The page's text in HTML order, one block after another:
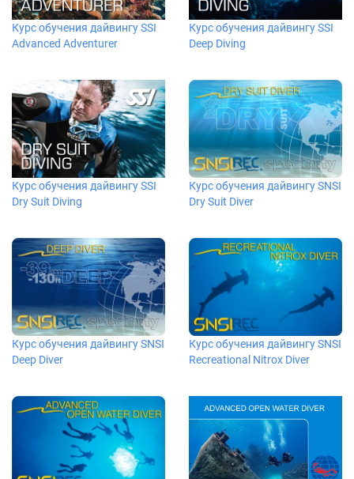
Курс обучения дайвингу SSI
Advanced Adventurer
Курс обучения дайвингу SSI
Deep Diving
Курс обучения дайвингу SSI
Dry Suit Diving
Курс обучения дайвингу SNSI
Dry Suit Diver
Курс обучения дайвингу SNSI
Deep Diver
Курс обучения дайвингу SNSI
Recreational Nitrox Diver